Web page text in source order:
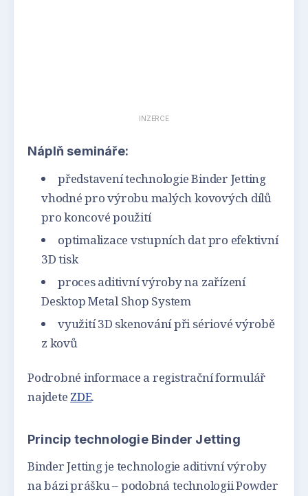
INZERCE
Náplň semináře:
představení technologie Binder Jetting
vhodné pro výrobu malých kovových dílů
pro koncové použití
optimalizace vstupních dat pro efektivní
3D tisk
proces aditivní výroby na zařízení
Desktop Metal Shop System
využití 3D skenování při sériové výrobě
z kovů
Podrobné informace a registrační formulář
najdete ZDE.
Princip technologie Binder Jetting
Binder Jetting je technologie aditivní výroby
na bázi prášku – podobná technologii Powder